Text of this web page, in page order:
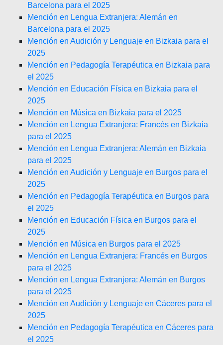
Barcelona para el 2025
Mención en Lengua Extranjera: Alemán en
Barcelona para el 2025
Mención en Audición y Lenguaje en Bizkaia para el
2025
Mención en Pedagogía Terapéutica en Bizkaia para
el 2025
Mención en Educación Física en Bizkaia para el
2025
Mención en Música en Bizkaia para el 2025
Mención en Lengua Extranjera: Francés en Bizkaia
para el 2025
Mención en Lengua Extranjera: Alemán en Bizkaia
para el 2025
Mención en Audición y Lenguaje en Burgos para el
2025
Mención en Pedagogía Terapéutica en Burgos para
el 2025
Mención en Educación Física en Burgos para el
2025
Mención en Música en Burgos para el 2025
Mención en Lengua Extranjera: Francés en Burgos
para el 2025
Mención en Lengua Extranjera: Alemán en Burgos
para el 2025
Mención en Audición y Lenguaje en Cáceres para el
2025
Mención en Pedagogía Terapéutica en Cáceres para
el 2025